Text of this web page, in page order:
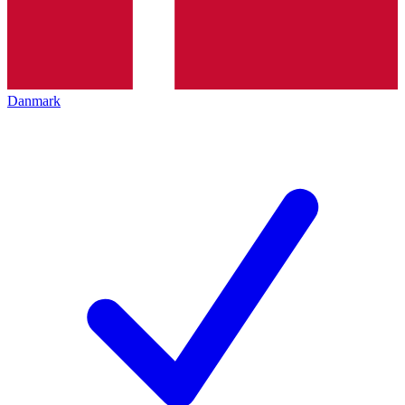
Danmark